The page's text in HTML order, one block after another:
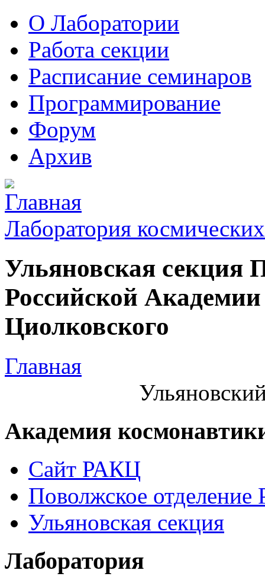
О Лаборатории
Работа секции
Расписание семинаров
Программирование
Форум
Архив
Лаборатория
Ульяновская секция
Российской
Циолковского
Главная
Академия
Сайт РАКЦ
Поволжское
Ульяновская секция
Лаборатория